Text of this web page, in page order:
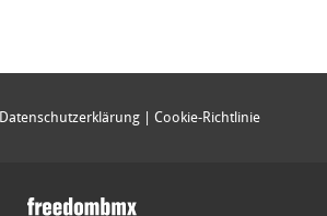
Datenschutzerklärung | Cookie-Richtlinie